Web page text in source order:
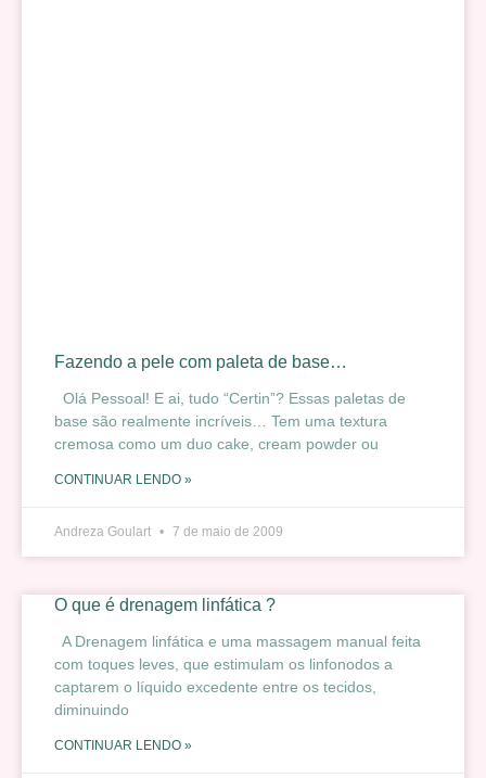
Fazendo a pele com paleta de base…
Olá Pessoal! E ai, tudo “Certin”? Essas paletas de
base são realmente incríveis… Tem uma textura
cremosa como um duo cake, cream powder ou
CONTINUAR LENDO »
Andreza Goulart 7 de maio de 2009
O que é drenagem linfática ?
A Drenagem linfática e uma massagem manual feita
com toques leves, que estimulam os linfonodos a
captarem o líquido excedente entre os tecidos,
diminuindo
CONTINUAR LENDO »